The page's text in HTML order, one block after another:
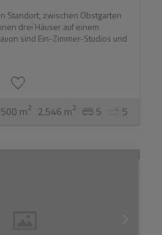
Standort, zwischen Obstgarten
drei Häuser auf einem
sind Ein-Zimmer-Studios und
500 m2 2.546 m2 5 5